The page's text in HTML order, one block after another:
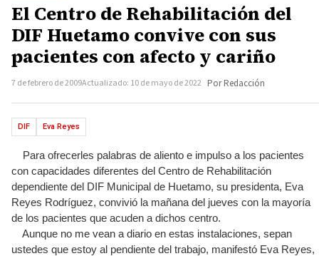
El Centro de Rehabilitación del
DIF Huetamo convive con sus
pacientes con afecto y cariño
7 de febrero de 2009Actualizado: 10 de mayo de 2022 Por Redacción
DIF Eva Reyes
Para ofrecerles palabras de aliento e impulso a los pacientes
con capacidades diferentes del Centro de Rehabilitación
dependiente del DIF Municipal de Huetamo, su presidenta, Eva
Reyes Rodríguez, convivió la mañana del jueves con la mayoría
de los pacientes que acuden a dichos centro.
Aunque no me vean a diario en estas instalaciones, sepan
ustedes que estoy al pendiente del trabajo, manifestó Eva Reyes,